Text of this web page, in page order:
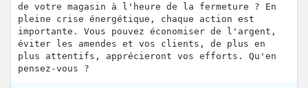
de votre magasin à l'heure de la fermeture ? En
pleine crise énergétique, chaque action est
importante. Vous pouvez économiser de l'argent,
éviter les amendes et vos clients, de plus en
plus attentifs, apprécieront vos efforts. Qu'en
pensez-vous ?